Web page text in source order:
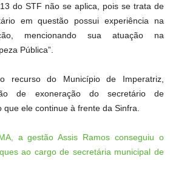
do STF não se aplica, pois se trata de
em questão possui experiência na
mencionando sua atuação na
Pública”.
recurso do Município de Imperatriz,
de exoneração do secretário de
que ele continue à frente da Sinfra.
a gestão Assis Ramos conseguiu o
ao cargo de secretária municipal de